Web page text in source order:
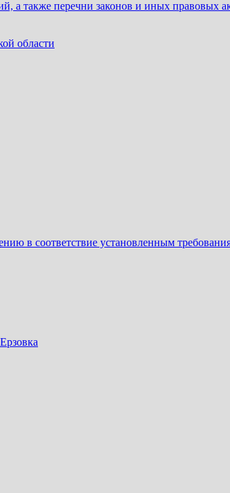
а также перечни законов и иных правовых
области
в соответствие установленным